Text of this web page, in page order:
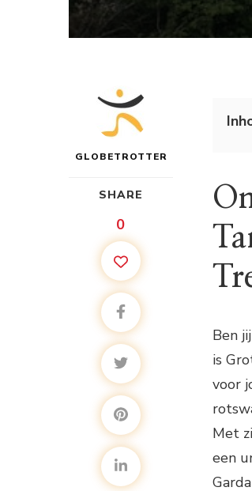
GLOBETROTTER
SHARE
0
Ben
is
voor
Met
een